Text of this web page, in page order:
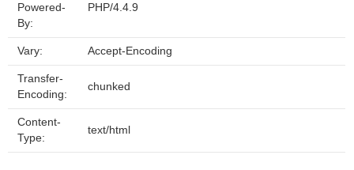
Powered-
By:
PHP/4.4.9
Vary: Accept-Encoding
Transfer-
Encoding:
chunked
Content-
Type:
text/html